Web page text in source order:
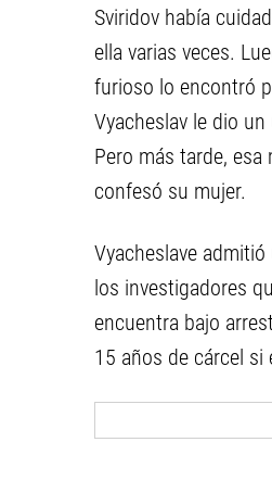
Sviridov había
ella varias veces.
furioso lo encontró
Vyacheslav le dio
Pero más tarde,
confesó su mujer.
Vyacheslave
los investigadores
encuentra bajo
15 años de cárcel si